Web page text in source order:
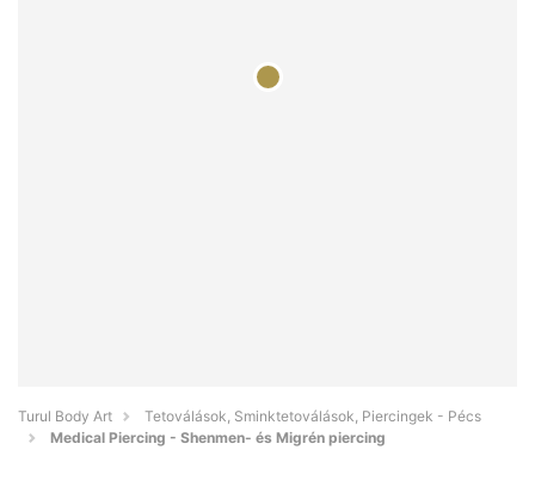
Turul Body Art
Tetoválások, Sminktetoválások, Piercingek - Pécs
Medical Piercing - Shenmen- és Migrén piercing